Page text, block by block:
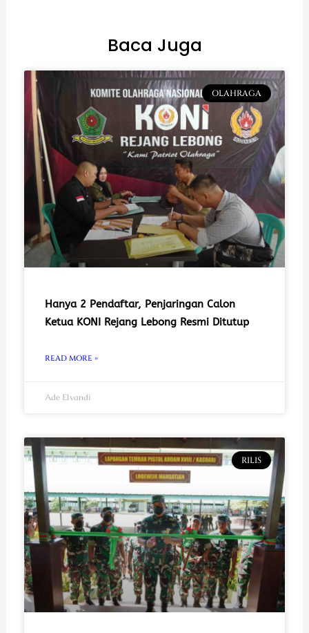
Baca Juga
OLAHRAGA
Hanya 2 Pendaftar, Penjaringan Calon
Ketua KONI Rejang Lebong Resmi Ditutup
READ MORE »
Ade Elvandi
RILIS